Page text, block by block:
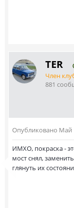
TER
Член
881
Опубликовано Май
ИМХО, покраска -
мост снял,
глянуть их